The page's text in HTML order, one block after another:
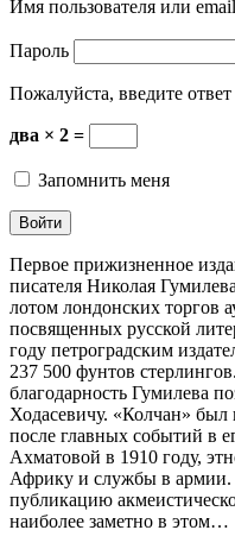
Имя пользователя или email
Пароль
Пожалуйста, введите
два × 2 =
Запомнить меня
Первое прижизненное
писателя Николая
лотом лондонских торгов
посвященных русской
году петроградским
237 500 фунтов
благодарность Гумилева
Ходасевичу. «Колчан»
после главных событий в
Ахматовой в 1910 году,
Африку и службы в армии.
публикацию
наиболее заметно в этом…